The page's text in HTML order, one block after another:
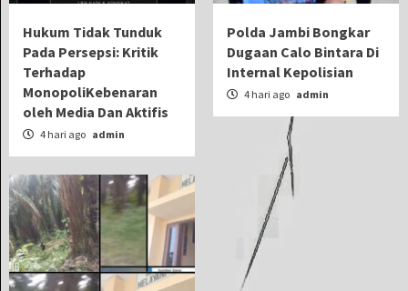
Hukum Tidak Tunduk
Pada Persepsi: Kritik
Terhadap
MonopoliKebenaran
oleh Media Dan Aktifis
4 hari ago admin
Polda Jambi Bongkar
Dugaan Calo Bintara Di
Internal Kepolisian
4 hari ago admin